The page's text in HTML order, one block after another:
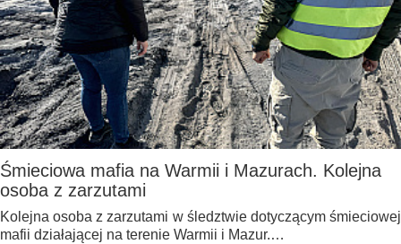
Śmieciowa mafia na Warmii i Mazurach. Kolejna
osoba z zarzutami
Kolejna osoba z zarzutami w śledztwie dotyczącym śmieciowej
mafii działającej na terenie Warmii i Mazur.…